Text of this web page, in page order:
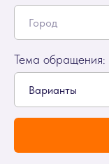
Тема обращения: